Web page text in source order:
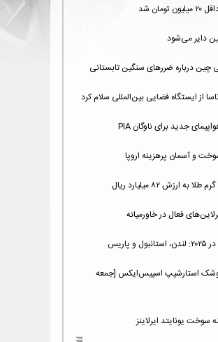
شد
دایر می‌شود
درباره ضررهای سنگین تابستانی
از ایستگاه فضایی بین‌المللی سلام کرد
و آسمان پرهزینه اروپا
فعال در خاورمیانه
استارشیپ اسپیس‌ایکس [جمعه